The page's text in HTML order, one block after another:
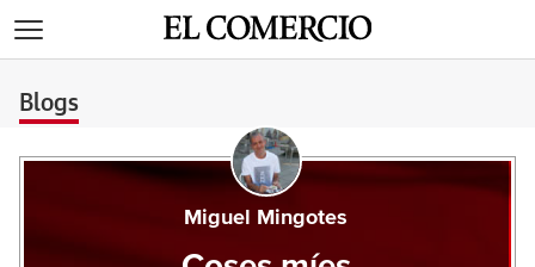
Blogs
Miguel Mingotes